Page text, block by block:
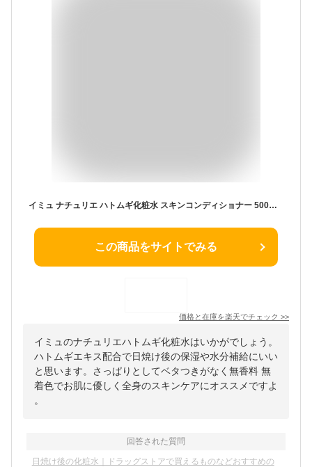
イミュ ナチュリエ ハトムギ化粧水 スキンコンディショナー 500ml 【送料無料】ナチュリエ ハトムギ化粧水 スキンコンディショナー 化粧水 保湿 水分補給 しっとり ベタつかない 敏感肌 日焼け後ケア 無香料 無着色 ナチュラルスキンケア フェイスローション 日本製
この商品をサイトでみる
価格と在庫を楽天でチェック >>
イミュのナチュリエハトムギ化粧水はいかがでしょう。
ハトムギエキス配合で日焼け後の保湿や水分補給にいい
と思います。さっぱりとしてベタつきがなく無香料 無
着色でお肌に優しく全身のスキンケアにオススメですよ
。
回答された質問
日焼け後の化粧水｜ドラッグストアで買えるものなどおすすめの